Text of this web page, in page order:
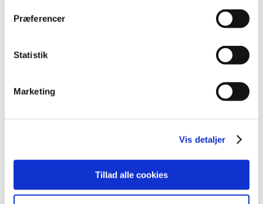
Præferencer
Statistik
Marketing
Vis detaljer
Tillad alle cookies
Alle (2506)
2026 (84)
2024 (224)
2020 (263)
2018 (150)